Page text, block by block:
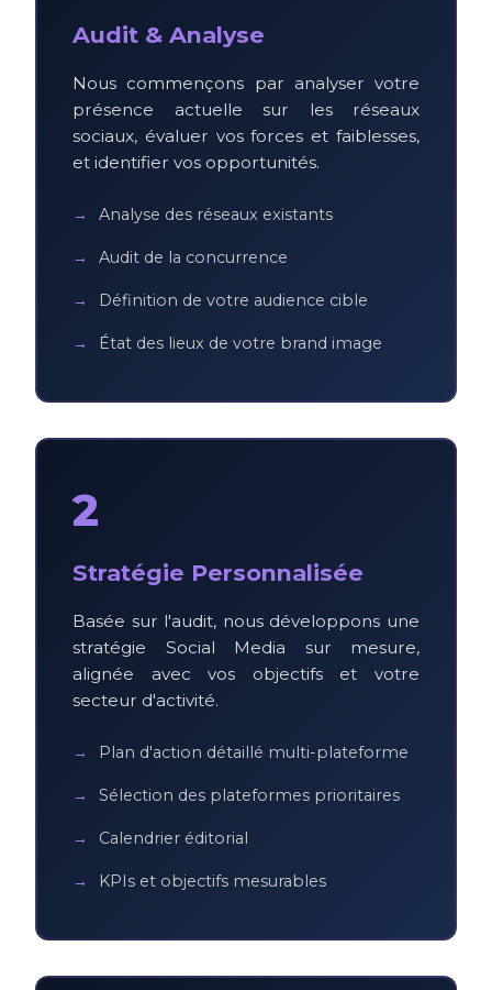
Audit & Analyse
Nous commençons par analyser votre
présence actuelle sur les réseaux
sociaux, évaluer vos forces et faiblesses,
et identifier vos opportunités.
Analyse des réseaux existants
Audit de la concurrence
Définition de votre audience cible
État des lieux de votre brand image
2
Stratégie Personnalisée
Basée sur l'audit, nous développons une
stratégie Social Media sur mesure,
alignée avec vos objectifs et votre
secteur d'activité.
Plan d'action détaillé multi-plateforme
Sélection des plateformes prioritaires
Calendrier éditorial
KPIs et objectifs mesurables